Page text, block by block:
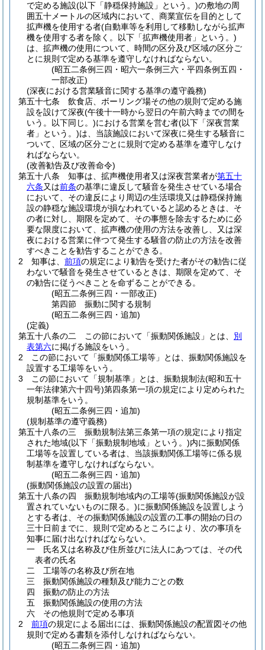
で定める施設(以下「静穏保持施設」という。)の敷地の周
囲五十メートルの区域内において、商業宣伝を目的として
拡声機を使用する者(自動車等を利用して移動しながら拡声
機を使用する者を除く。以下「拡声機使用者」という。)
は、拡声機の使用について、時間の区分及び区域の区分ご
とに規則で定める基準を遵守しなければならない。
(昭五二条例三四・昭六一条例三六・平四条例五四・
一部改正)
(深夜における営業騒音に関する基準の遵守義務)
第五十七条
飲食店、ボーリング場その他の規則で定める施
設を設けて深夜(午後十一時から翌日の午前六時までの間を
いう。以下同じ。)における営業を営む者(以下「深夜営業
者」という。)は、当該施設において深夜に発生する騒音に
ついて、区域の区分ごとに規則で定める基準を遵守しなけ
ればならない。
(改善勧告及び改善命令)
第五十八条
知事は、拡声機使用者又は深夜営業者が第五十
六条又は前条の基準に違反して騒音を発生させている場合
において、その違反により周辺の生活環境又は静穏保持施
設の静穏な施設環境が損なわれていると認めるときは、そ
の者に対し、期限を定めて、その事態を除去するために必
要な限度において、拡声機の使用の方法を改善し、又は深
夜における営業に伴つて発生する騒音の防止の方法を改善
すべきことを勧告することができる。
2
知事は、 前項の規定により勧告を受けた者がその勧告に従
わないで騒音を発生させているときは、期限を定めて、そ
の勧告に従うべきことを命ずることができる。
(昭五二条例三四・一部改正)
第四節
振動に関する規制
(昭五二条例三四・追加)
(定義)
第五十八条の二
この節において「振動関係施設」とは、 別
表第六に掲げる施設をいう。
2
この節において「振動関係工場等」とは、振動関係施設を
設置する工場等をいう。
3
この節において「規制基準」とは、振動規制法(昭和五十
一年法律第六十四号)第四条第一項の規定により定められた
規制基準をいう。
(昭五二条例三四・追加)
(規制基準の遵守義務)
第五十八条の三
振動規制法第三条第一項の規定により指定
された地域(以下「振動規制地域」という。)内に振動関係
工場等を設置している者は、当該振動関係工場等に係る規
制基準を遵守しなければならない。
(昭五二条例三四・追加)
(振動関係施設の設置の届出)
第五十八条の四
振動規制地域内の工場等(振動関係施設が設
置されていないものに限る。)に振動関係施設を設置しよう
とする者は、その振動関係施設の設置の工事の開始の日の
三十日前までに、規則で定めるところにより、次の事項を
知事に届け出なければならない。
一
氏名又は名称及び住所並びに法人にあつては、その代
表者の氏名
二
工場等の名称及び所在地
三
振動関係施設の種類及び能力ごとの数
四
振動の防止の方法
五
振動関係施設の使用の方法
六
その他規則で定める事項
2
前項の規定による届出には、振動関係施設の配置図その他
規則で定める書類を添付しなければならない。
(昭五二条例三四・追加)